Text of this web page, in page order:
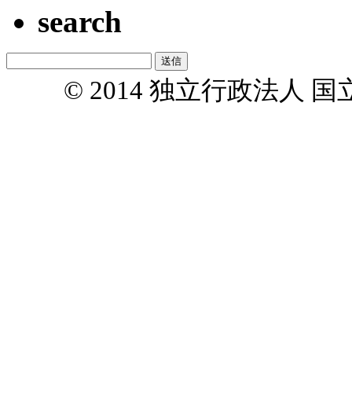
search
© 2014 独立行政法人 国